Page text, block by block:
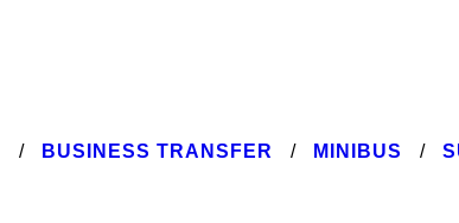
/ BUSINESS TRANSFER / MINIBUS /